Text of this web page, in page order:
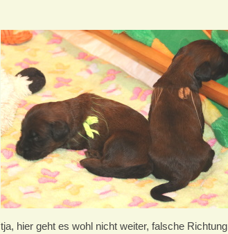
tja, hier geht es wohl nicht weiter, falsche Richtung